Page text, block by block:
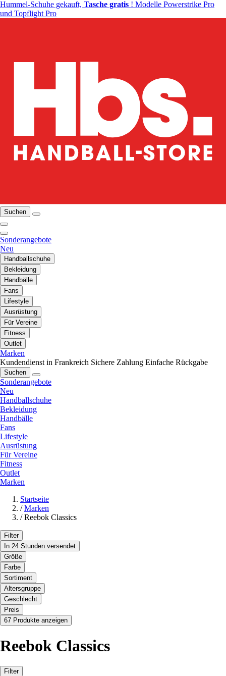
Hummel-Schuhe gekauft, Tasche gratis ! Modelle Powerstrike Pro
und Topflight Pro
Suchen
Sonderangebote
Neu
Handballschuhe
Bekleidung
Handbälle
Fans
Lifestyle
Ausrüstung
Für Vereine
Fitness
Outlet
Marken
Kundendienst in Frankreich Sichere Zahlung Einfache Rückgabe
Suchen
Sonderangebote
Neu
Handballschuhe
Bekleidung
Handbälle
Fans
Lifestyle
Ausrüstung
Für Vereine
Fitness
Outlet
Marken
Startseite
/ Marken
/ Reebok Classics
Filter
In 24 Stunden versendet
Größe
Farbe
Sortiment
Altersgruppe
Geschlecht
Preis
67 Produkte anzeigen
Reebok Classics
Filter